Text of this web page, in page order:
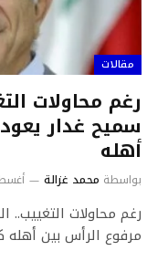
مقالات
رغم محاولات
سميح غدار
أهله
بواسطة محمد غزالة أغسطس
رغم محاولات
مرفوع الرأس بين